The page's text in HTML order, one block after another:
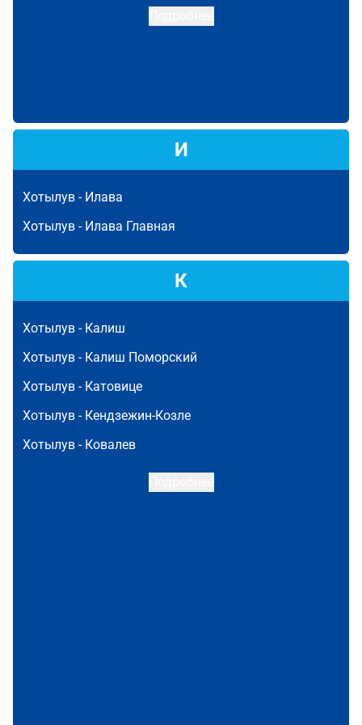
И
Хотылув - Илава
Хотылув - Илава Главная
К
Хотылув - Калиш
Хотылув - Калиш Поморский
Хотылув - Катовице
Хотылув - Кендзежин-Козле
Хотылув - Ковалев